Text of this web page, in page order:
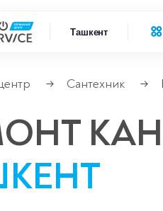
Ташкент
техники
техники
→ Сантехник →